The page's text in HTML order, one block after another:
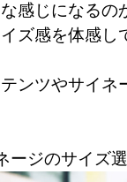
感じになるの
ズ感を体感し
ンツやサイネ
ージのサイズ